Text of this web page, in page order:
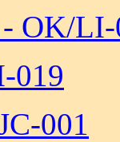
- OK/
019
001